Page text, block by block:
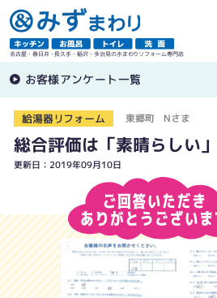
名古屋・春日井・長久手・稲沢・多治見の水まわりリフォーム専門店
お客様アンケート一覧
給湯器リフォーム 東郷町 Nさま
総合評価は「素晴らしい」
更新日：2019年09月10日